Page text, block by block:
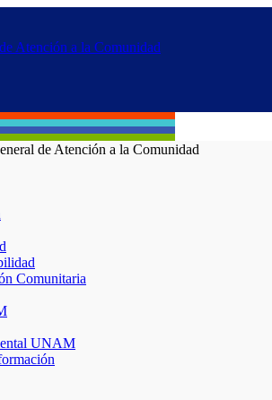
Comunitaria
UNAM